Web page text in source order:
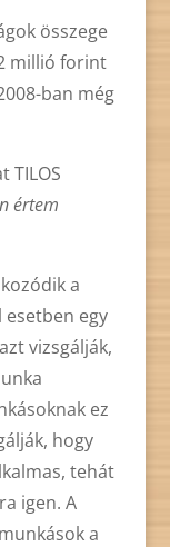
összege
millió forint
ban még
TILOS
értem
a
egy
vizsgálják,
ez
hogy
tehát
igen. A
a